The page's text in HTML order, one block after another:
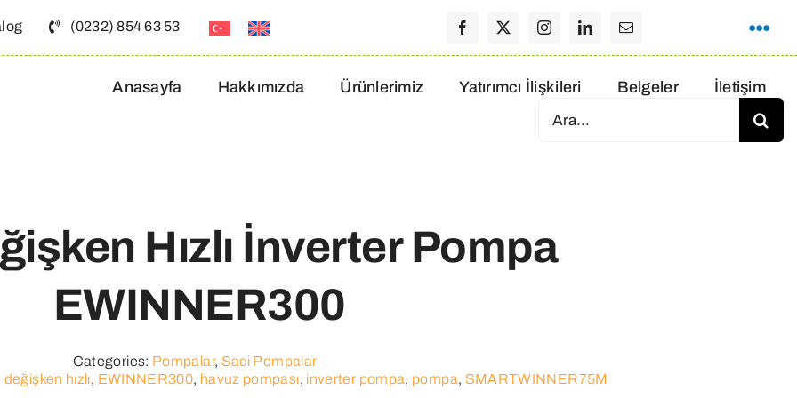
(0232) 854 63 53
Anasayfa Hakkımızda Ürünlerimiz Yatırımcı İlişkileri Belgeler
İletişim
Hızlı İnverter Pompa
EWINNER300
Categories: Pompalar, Saci Pompalar
değişken hızlı, EWINNER300, havuz pompası, inverter pompa, pompa, SMARTWINNER75M